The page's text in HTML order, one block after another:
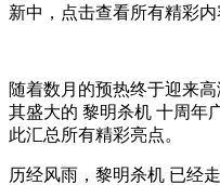
新中，点击查看所有精彩内
随着数月的预热终于迎来高
其盛大的 黎明杀机 十周年
此汇总所有精彩亮点。
历经风雨，黎明杀机 已经